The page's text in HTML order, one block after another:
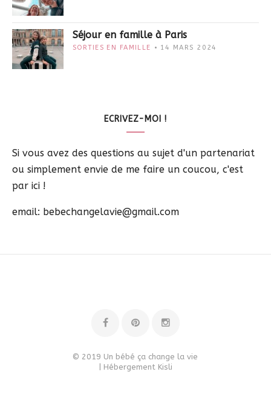
Séjour en famille à Paris
SORTIES EN FAMILLE 14 MARS 2024
ECRIVEZ-MOI !
Si vous avez des questions au sujet d'un partenariat
ou simplement envie de me faire un coucou, c'est
par ici !
email: bebechangelavie@gmail.com
© 2019 Un bébé ça change la vie
| Hébergement Kisli